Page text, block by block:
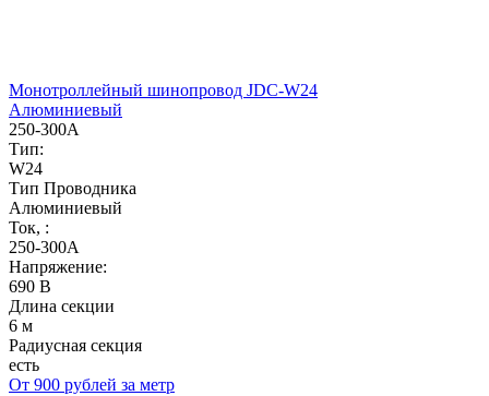
Монотроллейный шинопровод JDC-W24
Алюминиевый
250-300А
Тип:
W24
Тип Проводника
Алюминиевый
Ток, :
250-300А
Напряжение:
690 В
Длина секции
6 м
Радиусная секция
есть
От 900 рублей за метр